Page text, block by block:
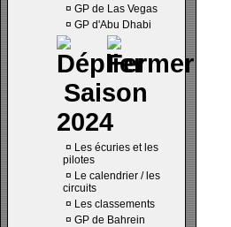
¤ GP de Las Vegas
¤ GP d'Abu Dhabi
Saison
2024
¤ Les écuries et les
pilotes
¤ Le calendrier / les
circuits
¤ Les classements
¤ GP de Bahrein